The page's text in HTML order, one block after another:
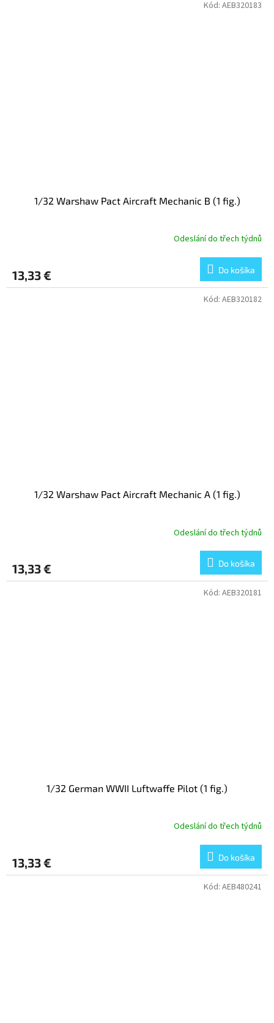
1/32 Warshaw Pact Aircraft Mechanic B (1 fig.)
Odeslání do třech týdnů
13,33 € Do košíka
Kód: AEB320183
1/32 Warshaw Pact Aircraft Mechanic A (1 fig.)
Odeslání do třech týdnů
13,33 € Do košíka
Kód: AEB320182
1/32 German WWII Luftwaffe Pilot (1 fig.)
Odeslání do třech týdnů
13,33 € Do košíka
Kód: AEB320181
Kód: AEB480241